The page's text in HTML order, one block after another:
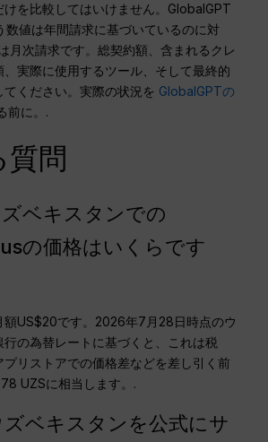
を比較してはいけません。GlobalGPT
数値は年間請求に基づいているのに対
月次請求です。総契約額、含まれるクレ
、実際に使用するツール、そして最終的
ください。実際の状況を GlobalGPTの
前に。.
問
ベキスタンでの
の価格はいくらです
額US$20です。2026年7月28日時点のウ
行の為替レートに基づくと、これは税
リストアでの価格差などを差し引く前
UZSに相当します。.
ベキスタンを公式にサ